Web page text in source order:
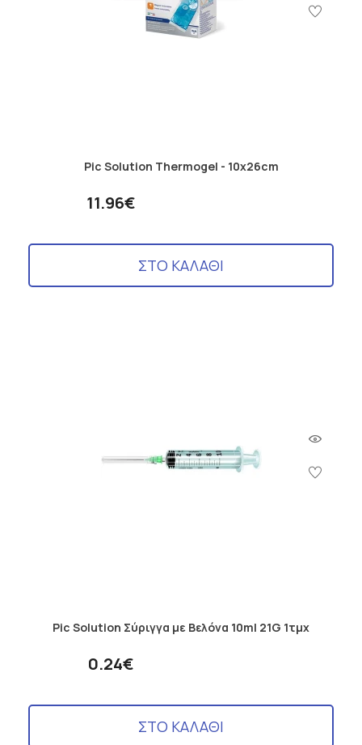
Pic Solution Thermogel - 10x26cm
11.96€
ΣΤΟ ΚΑΛΑΘΙ
Pic Solution Σύριγγα με Βελόνα 10ml 21G 1τμχ
0.24€
ΣΤΟ ΚΑΛΑΘΙ